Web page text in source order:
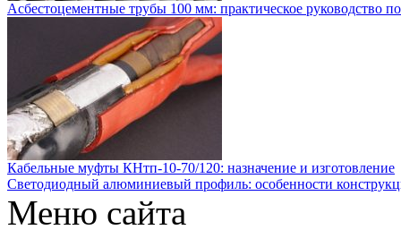
Асбестоцементные трубы 100 мм: практическое руководство
Кабельные муфты КНтп-10-70/120: назначение и изготовление
Светодиодный алюминиевый профиль: особенности
Меню сайта